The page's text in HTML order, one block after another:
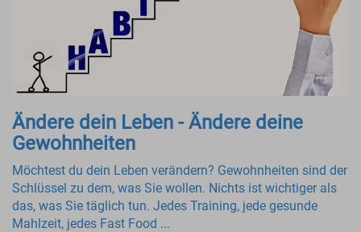
Ändere dein Leben - Ändere deine
Gewohnheiten
Möchtest du dein Leben verändern? Gewohnheiten sind der
Schlüssel zu dem, was Sie wollen. Nichts ist wichtiger als
das, was Sie täglich tun. Jedes Training, jede gesunde
Mahlzeit, jedes Fast Food ...